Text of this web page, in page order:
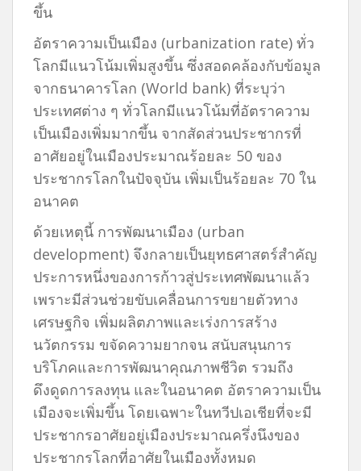
ขึ้น
อัตราความเป็นเมือง (urbanization rate) ทั่ว
โลกมีแนวโน้มเพิ่มสูงขึ้น ซึ่งสอดคล้องกับข้อมูล
จากธนาคารโลก (World bank) ที่ระบุว่า
ประเทศต่าง ๆ ทั่วโลกมีแนวโน้มที่อัตราความ
เป็นเมืองเพิ่มมากขึ้น จากสัดส่วนประชากรที่
อาศัยอยู่ในเมืองประมาณร้อยละ 50 ของ
ประชากรโลกในปัจจุบัน เพิ่มเป็นร้อยละ 70 ใน
อนาคต
ด้วยเหตุนี้ การพัฒนาเมือง (urban
development) จึงกลายเป็นยุทธศาสตร์สำคัญ
ประการหนึ่งของการก้าวสู่ประเทศพัฒนาแล้ว
เพราะมีส่วนช่วยขับเคลื่อนการขยายตัวทาง
เศรษฐกิจ เพิ่มผลิตภาพและเร่งการสร้าง
นวัตกรรม ขจัดความยากจน สนับสนุนการ
บริโภคและการพัฒนาคุณภาพชีวิต รวมถึง
ดึงดูดการลงทุน และในอนาคต อัตราความเป็น
เมืองจะเพิ่มขึ้น โดยเฉพาะในทวีปเอเชียที่จะมี
ประชากรอาศัยอยู่เมืองประมาณครึ่งนึงของ
ประชากรโลกที่อาศัยในเมืองทั้งหมด